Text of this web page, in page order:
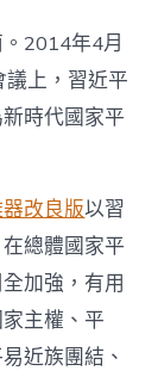
〉
2014年4月
上，習近平
時代國家平
改良版以習
總體國家平
加強，有用
主權、平
近族團結、